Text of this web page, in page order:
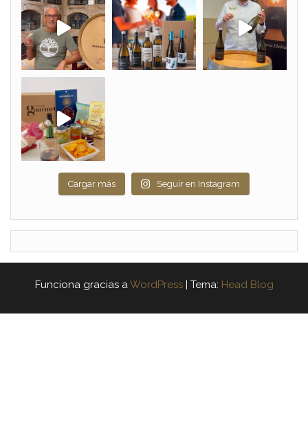
Cargar más Seguir en Instagram
Funciona gracias aWordPress | Tema: Head Blog